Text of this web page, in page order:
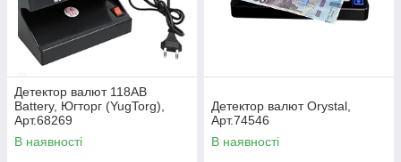
Детектор валют 118АВ
Battery, Югторг (YugTorg),
Арт.68269
В наявності
Детектор валют Orystal,
Арт.74546
В наявності